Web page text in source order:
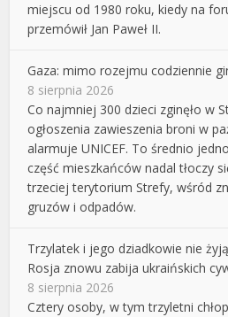
miejscu od 1980 roku, kiedy na
przemówił Jan Paweł II.
Gaza: mimo rozejmu codziennie
8 sierpnia 2026
Co najmniej 300 dzieci zginęło w
ogłoszenia zawieszenia broni w
alarmuje UNICEF. To średnio
część mieszkańców nadal tłoczy
trzeciej terytorium Strefy, wśród
gruzów i odpadów.
Trzylatek i jego dziadkowie nie
Rosja znowu zabija ukraińskich
8 sierpnia 2026
Cztery osoby, w tym trzyletni